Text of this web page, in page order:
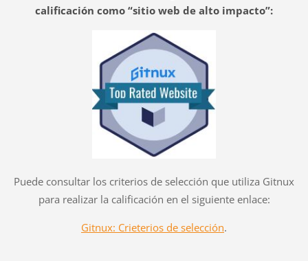
calificación como “sitio web de alto impacto”:
Puede consultar los criterios de selección que utiliza Gitnux
para realizar la calificación en el siguiente enlace:
Gitnux: Crieterios de selección.